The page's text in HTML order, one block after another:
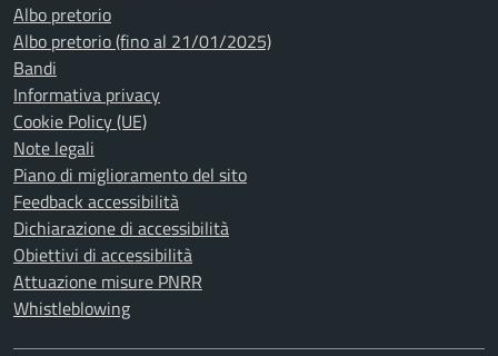
Albo pretorio
Albo pretorio (fino al 21/01/2025)
Bandi
Informativa privacy
Cookie Policy (UE)
Note legali
Piano di miglioramento del sito
Feedback accessibilità
Dichiarazione di accessibilità
Obiettivi di accessibilità
Attuazione misure PNRR
Whistleblowing